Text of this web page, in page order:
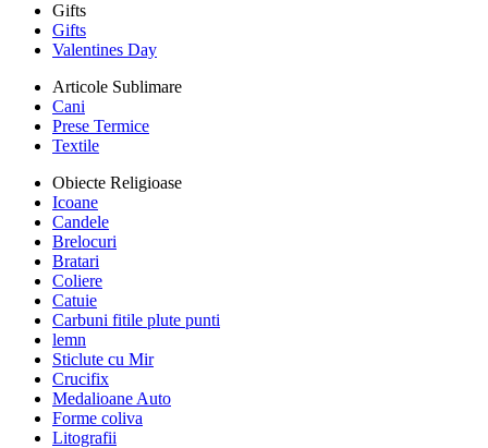
Gifts
Gifts
Valentines Day
Articole Sublimare
Cani
Prese Termice
Textile
Obiecte Religioase
Icoane
Candele
Brelocuri
Bratari
Coliere
Catuie
Carbuni fitile plute punti
lemn
Sticlute cu Mir
Crucifix
Medalioane Auto
Forme coliva
Litografii